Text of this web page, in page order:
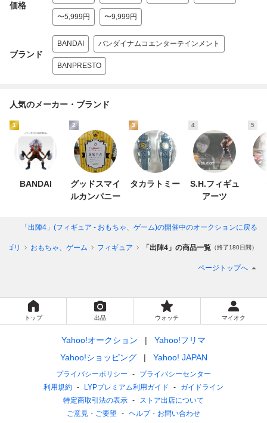
価格
〜5,999円 〜9,999円
ブランド
BANDAI バンダイナムコエンターテインメント
BANPRESTO
人気のメーカー・ブランド
1
BANDAI
2
グッドスマイ
ルカンパニー
3
タカラトミー
4
S.H.フィギュ
アーツ
5
「出陣4」(フィギュア - おもちゃ、ゲーム)の開催中のオークションに戻る
ゴリ おもちゃ、ゲーム フィギュア 「出陣4」の商品一覧 （終了180日間）
ページトップへ
トップ 出品 ウォッチ マイオク
Yahoo!オークション
Yahoo!フリマ
Yahoo!ショッピング
Yahoo! JAPAN
プライバシーポリシー
プライバシーセンター
利用規約
LYPプレミアム利用ガイド
ガイドライン
特定商取引法の表示
ストア出店について
ご意見・ご要望
ヘルプ・お問い合わせ